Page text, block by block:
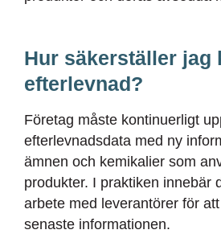
Hur säkerställer jag
efterlevnad?
Företag måste kontinuerligt
efterlevnadsdata med ny
ämnen och kemikalier som
produkter. I praktiken innebär
arbete med leverantörer för
senaste informationen.